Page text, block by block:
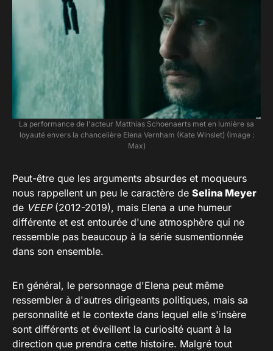
La performance de l'acteur Matthias Schoenaerts met en lumière sa
loyauté envers la chancelière Elena Vernham (Kate Winslet) (Image :
Max)
Peut-être que les arguments absurdes et moqueurs
nous rappellent un peu le caractère de Selina Meyer
de VEEP(2012-2019), mais Elena a une humeur
différente et est entourée d'une atmosphère qui ne
ressemble pas beaucoup à la série susmentionnée
dans son ensemble.
En général, le personnage d'Elena peut même
ressembler à d'autres dirigeants politiques, mais sa
personnalité et le contexte dans lequel elle s'insère
sont différents et éveillent la curiosité quant à la
direction que prendra cette histoire. Malgré tout